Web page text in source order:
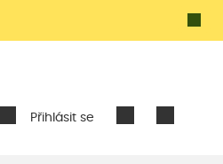
Přihlásit se